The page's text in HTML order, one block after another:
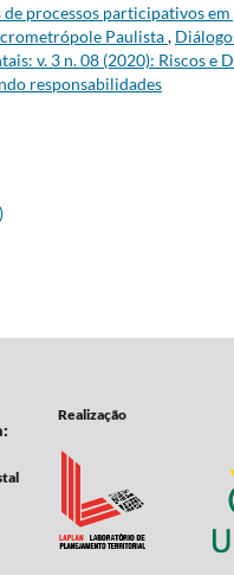
de processos participativos em
Paulista,
v. 3 n. 08 (2020): Riscos e
responsabilidades
Realização